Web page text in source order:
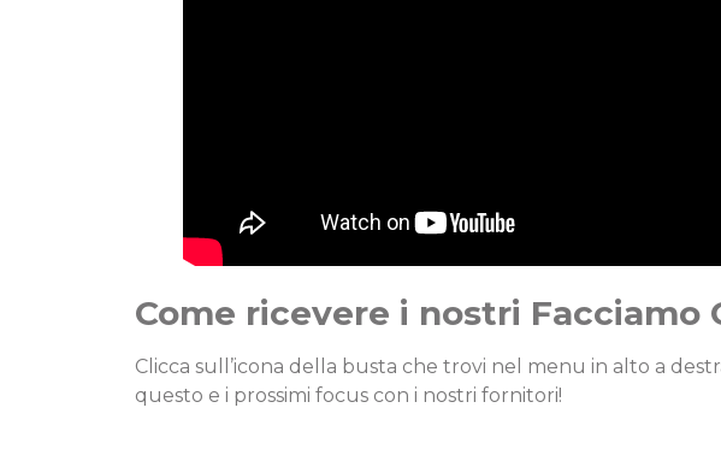
Come ricevere i nostri Facciamo
Clicca sull’icona della busta che trovi nel menu in alto a
questo e i prossimi focus con i nostri fornitori!